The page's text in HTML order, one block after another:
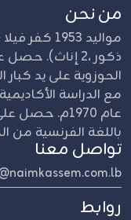
من نحن
ذكور ،2 إناث).
الحوزوية على يد كبار
مع الدراسة
عام 1970م.
باللغة الفرنسية من
تواصل معنا
روابط